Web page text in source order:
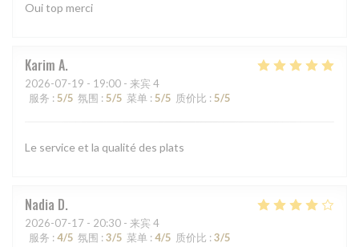
Oui top merci
Karim A
2026-07-19 - 19:00 - 来宾 4
服务 : 5/5 氛围 : 5/5 菜单 : 5/5 质价比 : 5/5
Le service et la qualité des plats
Nadia D
2026-07-17 - 20:30 - 来宾 4
服务 : 4/5 氛围 : 3/5 菜单 : 4/5 质价比 : 3/5